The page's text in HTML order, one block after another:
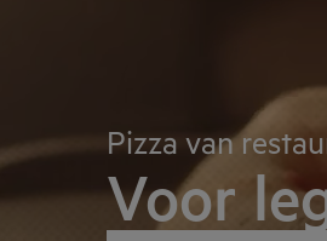
Pizza van
Voor